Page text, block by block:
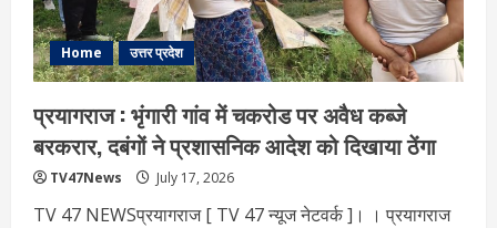
Home उत्तर प्रदेश
प्रयागराज : भृंगारी गांव में चकरोड पर अवैध कब्जे
बरकरार, दबंगों ने प्रशासनिक आदेश को द‍िखाया ठेंगा
TV47News July 17, 2026
TV 47 NEWSप्रयागराज [ TV 47 न्‍यूज नेटवर्क ]। । प्रयागराज